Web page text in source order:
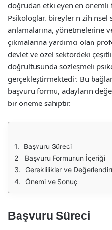
doğrudan etkileyen en önemli
Psikologlar, bireylerin zihinsel
anlamalarına, yönetmelerine
çıkmalarına yardımcı olan
devlet ve özel sektördeki
doğrultusunda sözleşmeli
gerçekleştirmektedir. Bu
başvuru formu, adayların
bir öneme sahiptir.
Başvuru Süreci
Başvuru Formunun İçeriği
Gereklilikler ve
Önemi ve Sonuç
Başvuru Süreci